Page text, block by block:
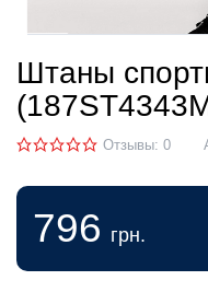
Штаны
Отзывы: 0
796 грн.